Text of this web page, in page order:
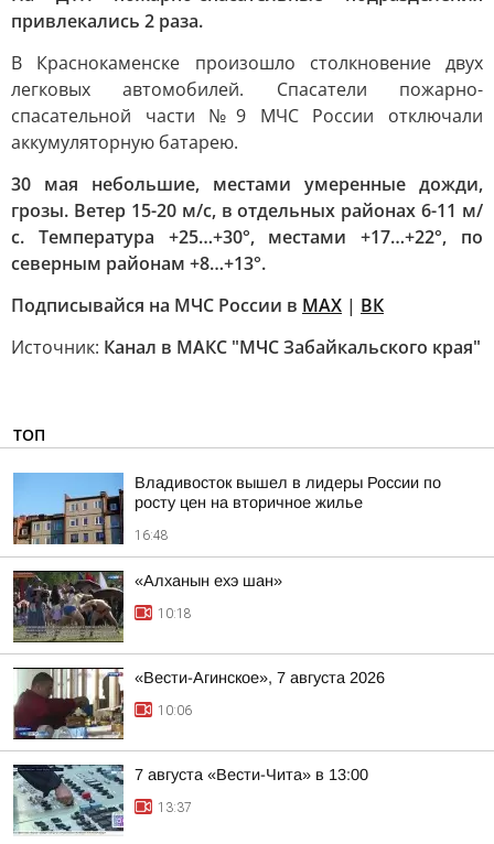
привлекались 2 раза.
В Краснокаменске произошло столкновение двух
легковых автомобилей. Спасатели пожарно-
спасательной части №9 МЧС России отключали
аккумуляторную батарею.
30 мая небольшие, местами умеренные дожди,
грозы. Ветер 15-20 м/с, в отдельных районах 6-11 м/
с. Температура +25…+30°, местами +17…+22°, по
северным районам +8…+13°.
Подписывайся на МЧС России в MAX | ВК
Источник: Канал в МАКС "МЧС Забайкальского края"
ТОП
Владивосток вышел в лидеры России по
росту цен на вторичное жилье
16:48
«Алханын ехэ шан»
10:18
«Вести-Агинское», 7 августа 2026
10:06
7 августа «Вести-Чита» в 13:00
13:37